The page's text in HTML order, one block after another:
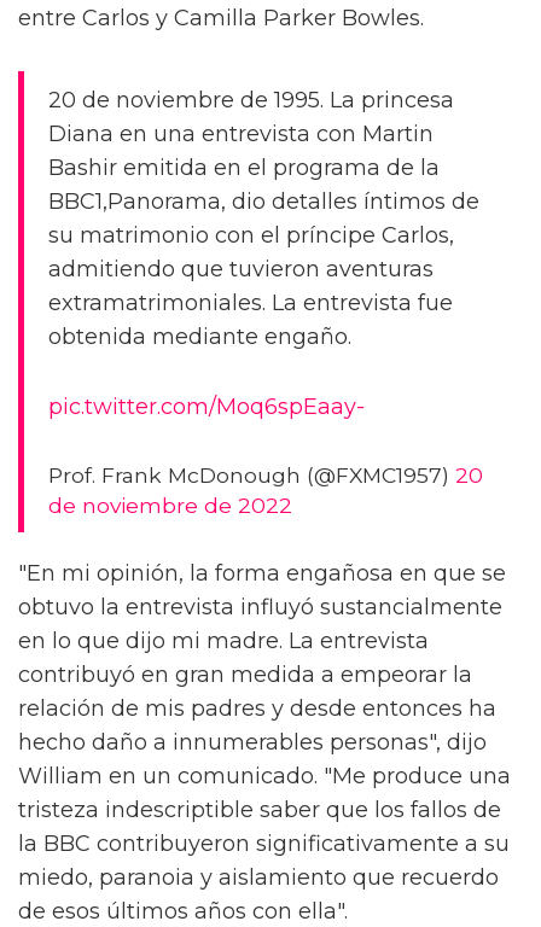
entre Carlos y Camilla Parker Bowles.
20 de noviembre de 1995. La princesa
Diana en una entrevista con Martin
Bashir emitida en el programa de la
BBC1,Panorama, dio detalles íntimos de
su matrimonio con el príncipe Carlos,
admitiendo que tuvieron aventuras
extramatrimoniales. La entrevista fue
obtenida mediante engaño.
pic.twitter.com/Moq6spEaay-
Prof. Frank McDonough (@FXMC1957) 20
de noviembre de 2022
"En mi opinión, la forma engañosa en que se
obtuvo la entrevista influyó sustancialmente
en lo que dijo mi madre. La entrevista
contribuyó en gran medida a empeorar la
relación de mis padres y desde entonces ha
hecho daño a innumerables personas", dijo
William en un comunicado. "Me produce una
tristeza indescriptible saber que los fallos de
la BBC contribuyeron significativamente a su
miedo, paranoia y aislamiento que recuerdo
de esos últimos años con ella".